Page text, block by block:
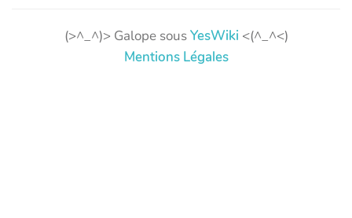
(>^_^)> Galope sousYesWiki <(^_^<)
Mentions Légales